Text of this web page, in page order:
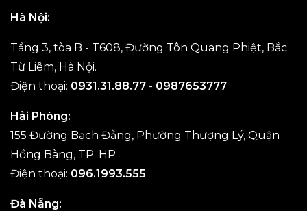
Hà Nội:
Tầng 3, tòa B - T608, Đường Tôn Quang Phiệt, Bắc
Từ Liêm, Hà Nội.
Điện thoại: 0931.31.88.77 - 0987653777
Hải Phòng:
155 Đường Bạch Đằng, Phường Thượng Lý, Quận
Hồng Bàng, TP. HP
Điện thoại: 096.1993.555
Đà Nẵng: